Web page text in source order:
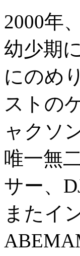
2000年
幼少期
にのめ
ストの
ャクソ
唯一無
サー、
またイ